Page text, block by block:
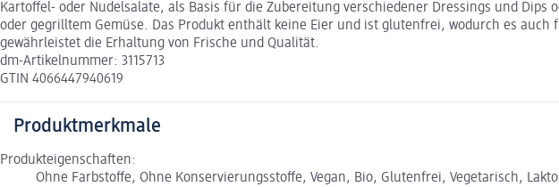
Kartoffel- oder Nudelsalate, als Basis für die Zubereitung verschiedener Dressings und
oder gegrilltem Gemüse. Das Produkt enthält keine Eier und ist glutenfrei, wodurch es
gewährleistet die Erhaltung von Frische und Qualität.
dm-Artikelnummer: 3115713
GTIN 4066447940619
Produktmerkmale
Produkteigenschaften:
Ohne Farbstoffe, Ohne Konservierungsstoffe, Vegan, Bio, Glutenfrei, Vegetarisch,